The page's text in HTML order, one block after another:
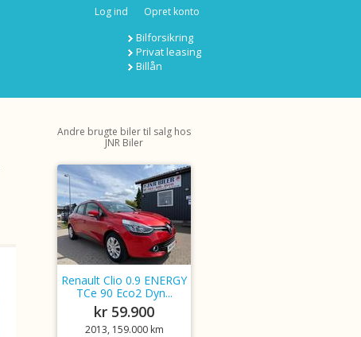
Log ind Opret konto
Bilforsikring
Privat leasing
Billån
Andre brugte biler til salg hos
JNR Biler
Renault Clio 0.9 ENERGY
TCe 90 Eco2 Dyn...
kr 59.900
2013, 159.000 km